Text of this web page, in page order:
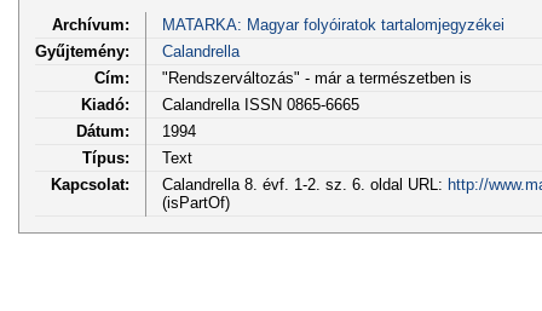
Archívum:
MATARKA: Magyar folyóiratok tartalomjegyzékei
Gyűjtemény:
Calandrella
Cím:
"Rendszerváltozás" - már a természetben is
Kiadó:
Calandrella ISSN 0865-6665
Dátum:
1994
Típus:
Text
Kapcsolat:
Calandrella 8. évf. 1-2. sz. 6. oldal URL: http://
(isPartOf)